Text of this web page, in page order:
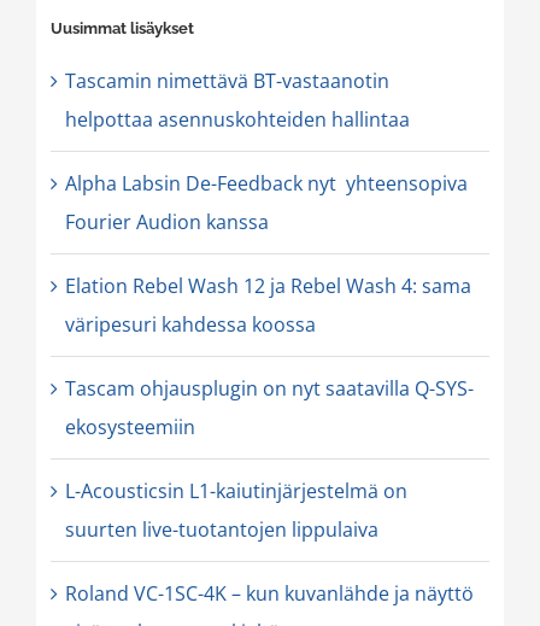
Uusimmat lisäykset
Tascamin nimettävä BT-vastaanotin
helpottaa asennuskohteiden hallintaa
Alpha Labsin De-Feedback nyt yhteensopiva
Fourier Audion kanssa
Elation Rebel Wash 12 ja Rebel Wash 4: sama
väripesuri kahdessa koossa
Tascam ohjausplugin on nyt saatavilla Q-SYS-
ekosysteemiin
L-Acousticsin L1-kaiutinjärjestelmä on
suurten live-tuotantojen lippulaiva
Roland VC-1SC-4K – kun kuvanlähde ja näyttö